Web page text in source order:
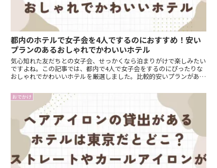
都内のホテルで女子会を4人でするのにおすすめ！安い
プランのあるおしゃれでかわいいホテル
気心知れた友だちとの女子会、せっかくなら泊まりがけで楽しみたい
ですよね。この記事では、都内で4人で女子会をするのにぴったりな
おしゃれでかわいいホテルを厳選しました。比較的安いプランがある
ックスしながら、朝までガールズトークを楽しむことができます。友
だちとの特別な時間を過ごすための参考に、ぜひチェックしてみてく
おでかけ